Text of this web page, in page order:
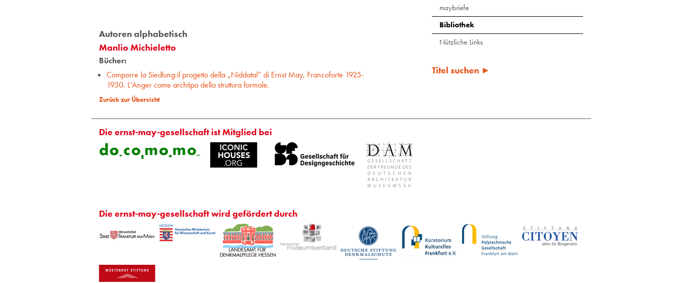
Autoren alphabetisch
Manlio Michieletto
Bücher:
Comporre la Siedlung:il progetto della „Niddatal“ di Ernst May, Francoforte 1925-
1930. L'Anger come archtipo della struttura formale.
Zurück zur Übersicht
maybriefe
Bibliothek
Nützliche Links
Titel suchen ►
Die ernst-may-gesellschaft ist Mitglied bei
Die ernst-may-gesellschaft wird gefördert durch